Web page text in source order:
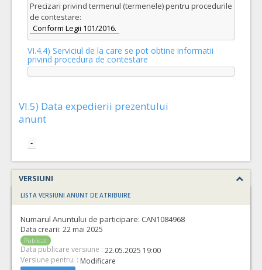
Precizari privind termenul (termenele) pentru procedurile
de contestare:
Conform Legii 101/2016.
VI.4.4) Serviciul de la care se pot obtine informatii
privind procedura de contestare
VI.5) Data expedierii prezentului
anunt
-
VERSIUNI
LISTA VERSIUNI ANUNT DE ATRIBUIRE
Numarul Anuntului de participare: CAN1084968
Data crearii: 22 mai 2025
Publicat
Data publicare versiune : 22.05.2025 19:00
Versiune pentru: : Modificare